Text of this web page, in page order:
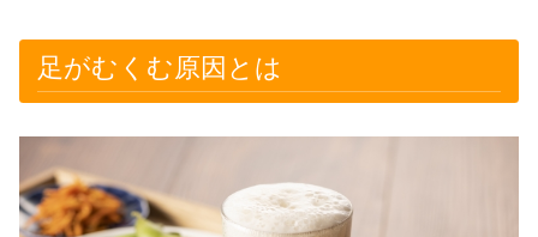
足がむくむ原因とは